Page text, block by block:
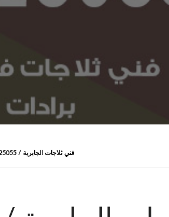
فني ثلاجات الجابرية / 98025055 / صيانة تصليح ثلاجات فريزات برادات الجابرية